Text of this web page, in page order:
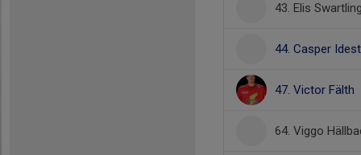
43. Elis Swartling
44. Casper
47. Victor Fälth
64. Viggo